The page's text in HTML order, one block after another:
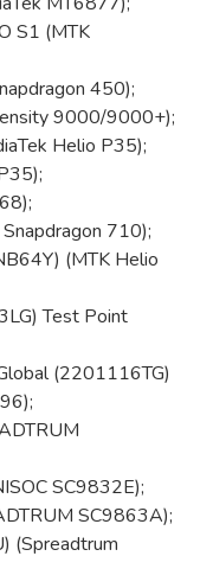
S1 (MTK
450);
9000/9000+);
Helio P35);
710);
(MTK Helio
Test Point
(2201116TG)
SC9832E);
SC9863A);
(Spreadtrum